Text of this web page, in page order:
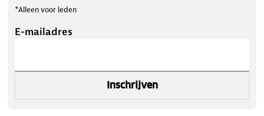
*Alleen voor leden
E-mailadres
Inschrijven